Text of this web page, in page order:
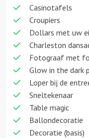
Casinotafels
Croupiers
Dollars met uw
Charleston
Fotograaf met
Glow in the dark
Loper bij de
Sneltekenaar
Table magic
Ballondecoratie
Decoratie (basis)